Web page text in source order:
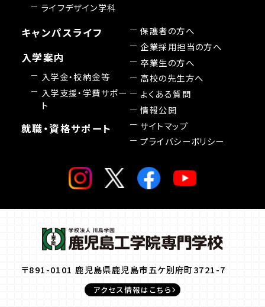
ライフデザイン学科
キャンパスライフ
入学案内
入学金・校納金等
入学支援・学費サポー
ト
就職・資格サポート
保護者の方へ
企業採用担当の方へ
卒業生の方へ
高校の先生方へ
よくある質問
情報公開
サイトマップ
プライバシーポリシー
〒891-0101 鹿児島県鹿児島市五ケ別府町3721-7
アクセス情報はこちら